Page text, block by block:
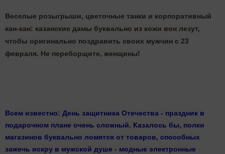
Веселые розыгрыши, цветочные танки и корпоративный
кан-кан: казанские дамы буквально из кожи вон лезут,
чтобы оригинально поздравить своих мужчин с 23
февраля. Не переборщите, женщины!
Всем известно: День защитника Отечества - праздник в
подарочном плане очень сложный. Казалось бы, полки
магазинов буквально ломятся от товаров, способных
зажечь искру в мужской душе - модные электронные